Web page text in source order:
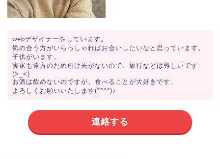
webデザイナーをしています。
気の合う方がいらっしゃればお会いしたいなと思っています。
子供がいます。
実家も遠方のため預け先がないので、旅行などは難しいです
(>_<)
お酒は飲めないのですが、食べることが大好きです。
よろしくお願いいたします(*^^*)♪
連絡する